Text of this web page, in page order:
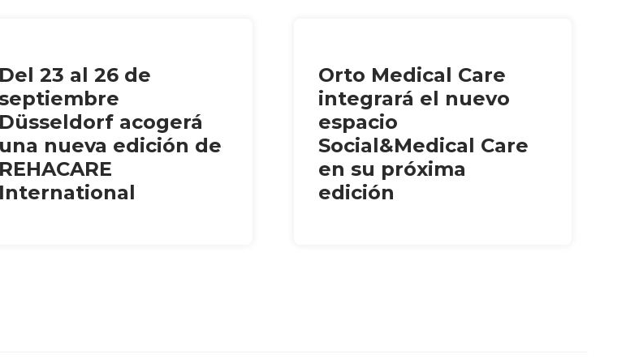
Del 23 al 26 de
Düsseldorf acogerá
una nueva edición de
REHACARE
International
Orto Medical Care
integrará el nuevo
espacio
Social&Medical Care
en su próxima
edición